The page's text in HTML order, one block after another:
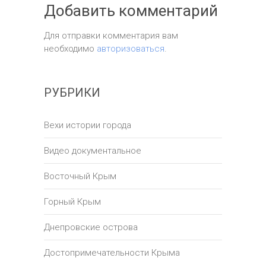
Добавить комментарий
Для отправки комментария вам
необходимо авторизоваться.
РУБРИКИ
Вехи истории города
Видео документальное
Восточный Крым
Горный Крым
Днепровские острова
Достопримечательности Крыма